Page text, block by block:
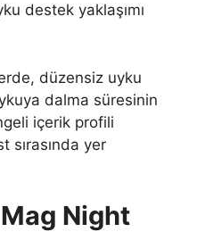
destek yaklaşımı
düzensiz uyku
dalma süresinin
içerik profili
sırasında yer
Night